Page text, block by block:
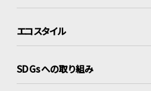
エコスタイル
SDGsへの取り組み